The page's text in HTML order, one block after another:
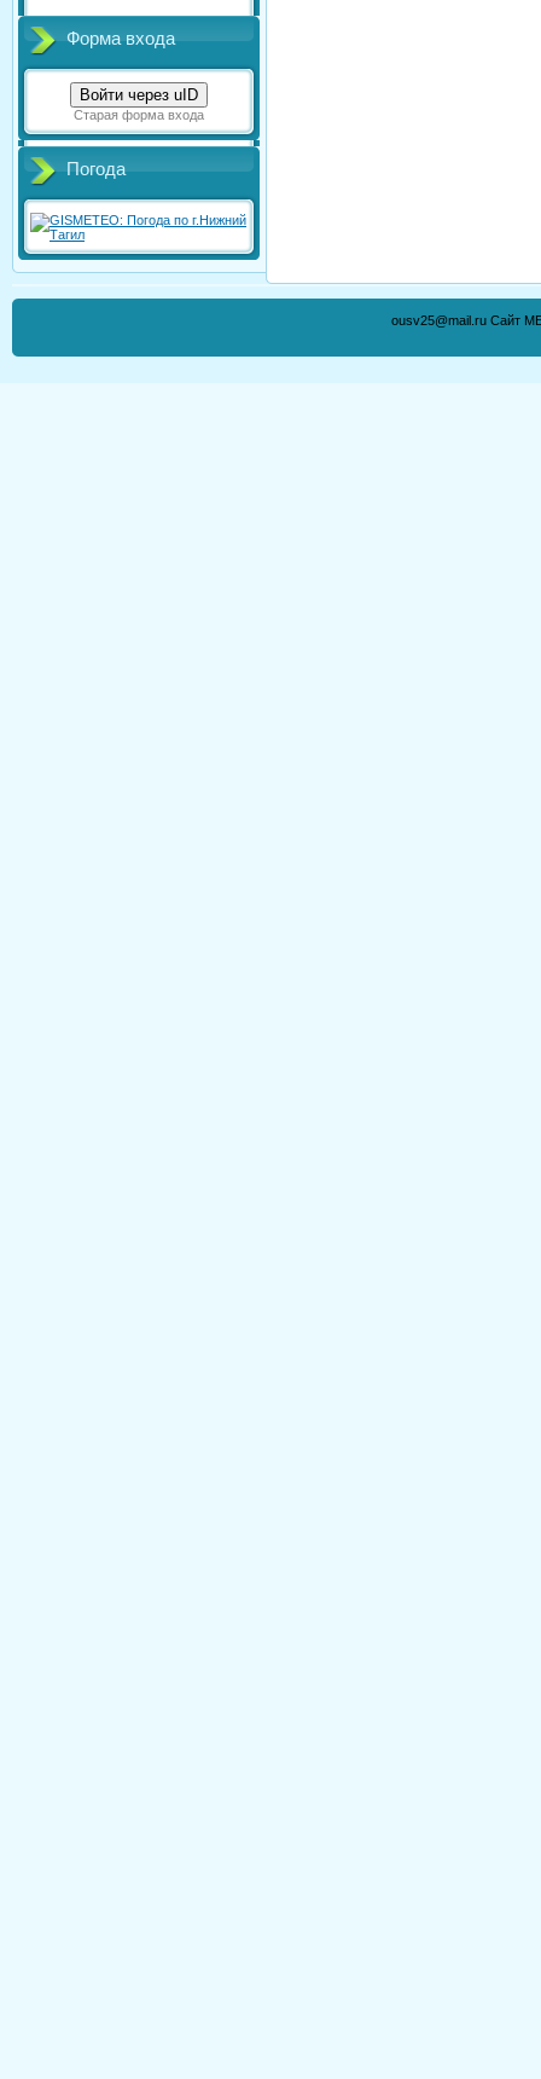
Форма входа
Войти через uID
Старая форма входа
Погода
ousv25@mail.ru Сайт